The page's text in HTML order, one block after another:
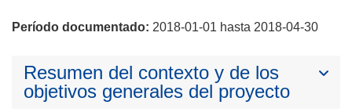
Período documentado: 2018-01-01 hasta 2018-04-30
Resumen del contexto y de los
objetivos generales del proyecto